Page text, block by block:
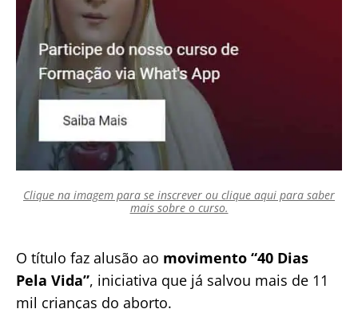
Clique na imagem para se inscrever ou clique aqui para saber
mais sobre o curso.
O título faz alusão ao movimento “40 Dias
Pela Vida”, iniciativa que já salvou mais de 11
mil crianças do aborto.